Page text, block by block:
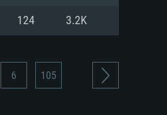
124 3.2K
6 105